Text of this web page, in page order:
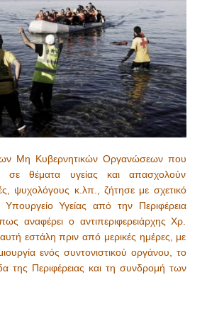
Μη Κυβερνητικών Οργανώσεων που
σε θέματα υγείας και απασχολούν
ψυχολόγους κ.λπ., ζήτησε με σχετικό
Υγείας από την Περιφέρεια
αναφέρει ο αντιπεριφερειάρχης Χρ.
εστάλη πριν από μερικές ημέρες, με
ενός συντονιστικού οργάνου, το
της Περιφέρειας και τη συνδρομή των